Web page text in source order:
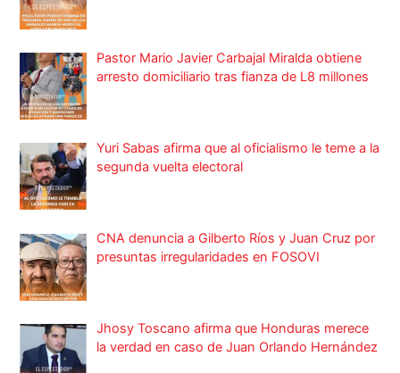
Pastor Mario Javier Carbajal Miralda obtiene
arresto domiciliario tras fianza de L8 millones
Yuri Sabas afirma que al oficialismo le teme a la
segunda vuelta electoral
CNA denuncia a Gilberto Ríos y Juan Cruz por
presuntas irregularidades en FOSOVI
Jhosy Toscano afirma que Honduras merece
la verdad en caso de Juan Orlando Hernández